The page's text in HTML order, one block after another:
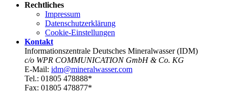
Rechtliches
Impressum
Datenschutz­erklärung
Cookie-Einstellungen
Kontakt
Informationszentrale Deutsches Mineralwasser (IDM)
c/o WPR COMMUNICATION GmbH & Co. KG
E-Mail: idm@mineralwasser.com
Tel.: 01805 478888*
Fax: 01805 478877*